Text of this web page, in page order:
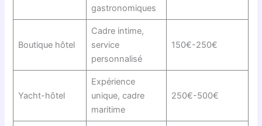
gastronomiques
Boutique hôtel
Cadre intime,
service
personnalisé
150€-250€
Yacht-hôtel
Expérience
unique, cadre
maritime
250€-500€